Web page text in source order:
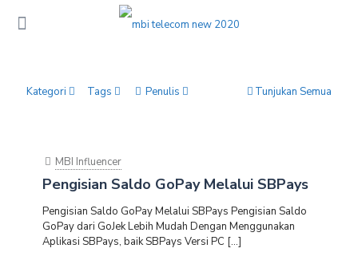
Kategori Tags Penulis Tunjukan Semua
MBI Influencer
Pengisian Saldo GoPay Melalui SBPays
Pengisian Saldo GoPay Melalui SBPays Pengisian Saldo
GoPay dari GoJek Lebih Mudah Dengan Menggunakan
Aplikasi SBPays, baik SBPays Versi PC […]